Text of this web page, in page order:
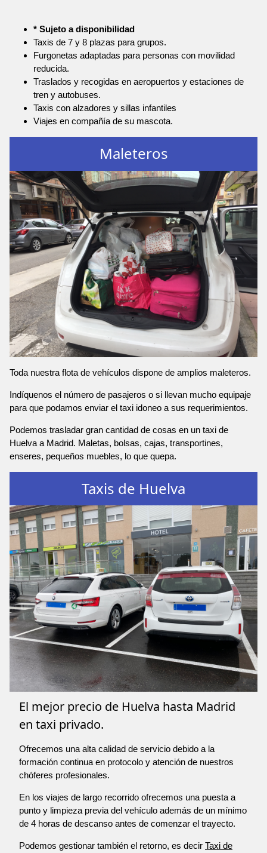
* Sujeto a disponibilidad
Taxis de 7 y 8 plazas para grupos.
Furgonetas adaptadas para personas con movilidad
reducida.
Traslados y recogidas en aeropuertos y estaciones de
tren y autobuses.
Taxis con alzadores y sillas infantiles
Viajes en compañía de su mascota.
Maleteros
Toda nuestra flota de vehículos dispone de amplios maleteros.
Indíquenos el número de pasajeros o si llevan mucho equipaje
para que podamos enviar el taxi idoneo a sus requerimientos.
Podemos trasladar gran cantidad de cosas en un taxi de
Huelva a Madrid. Maletas, bolsas, cajas, transportines,
enseres, pequeños muebles, lo que quepa.
Taxis de Huelva
El mejor precio de Huelva hasta Madrid
en taxi privado.
Ofrecemos una alta calidad de servicio debido a la
formación continua en protocolo y atención de nuestros
chóferes profesionales.
En los viajes de largo recorrido ofrecemos una puesta a
punto y limpieza previa del vehículo además de un mínimo
de 4 horas de descanso antes de comenzar el trayecto.
Podemos gestionar también el retorno, es decir Taxi de